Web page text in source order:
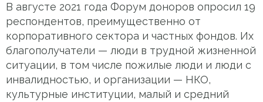
В августе 2021 года Форум доноров опросил 19
респондентов, преимущественно от
корпоративного сектора и частных фондов. Их
благополучатели — люди в трудной жизненной
ситуации, в том числе пожилые люди и люди с
инвалидностью, и организации — НКО,
культурные институции, малый и средний